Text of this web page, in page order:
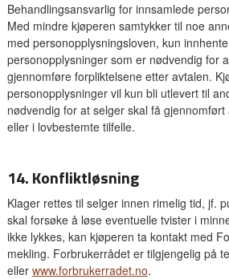
Behandlingsansvarlig for innsamlede
Med mindre kjøperen samtykker til noe
med personopplysningsloven, kun
personopplysninger som er nødvendig for
gjennomføre forpliktelsene etter avtalen.
personopplysninger vil kun bli utlevert til
nødvendig for at selger skal få
eller i lovbestemte tilfelle.
14. Konfliktløsning
Klager rettes til selger innen rimelig tid, jf.
skal forsøke å løse eventuelle tvister i
ikke lykkes, kan kjøperen ta kontakt med
mekling. Forbrukerrådet er tilgjengelig på
eller www.forbrukerradet.no.